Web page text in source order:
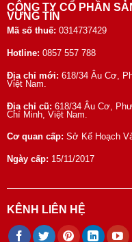
CÔNG TY CỔ PHẦN
VỮNG TÍN
Mã số thuế: 0314737429
Hotline: 0857 557 788
Địa chỉ mới: 618/34 Âu Cơ,
Việt Nam.
Địa chỉ cũ: 618/34 Âu Cơ,
Chí Minh, Việt Nam.
Cơ quan cấp: Sở Kế Hoạch
Ngày cấp: 15/11/2017
KÊNH LIÊN HỆ